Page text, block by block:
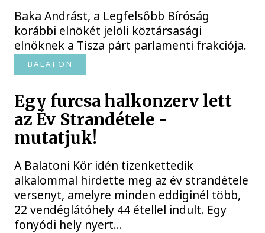
Baka Andrást, a Legfelsőbb Bíróság
korábbi elnökét jelöli köztársasági
elnöknek a Tisza párt parlamenti frakciója.
BALATON
Egy furcsa halkonzerv lett
az Év Strandétele -
mutatjuk!
A Balatoni Kör idén tizenkettedik
alkalommal hirdette meg az év strandétele
versenyt, amelyre minden eddiginél több,
22 vendéglátóhely 44 étellel indult. Egy
fonyódi hely nyert...